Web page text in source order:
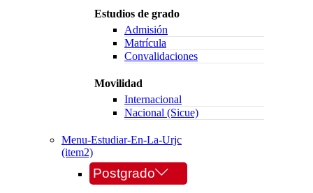
Estudios de grado
Admisión
Matrícula
Convalidaciones
Movilidad
Internacional
Nacional (Sicue)
Menu-Estudiar-En-La-Urjc
(item2)
Postgrado